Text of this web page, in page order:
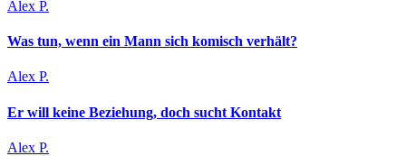
Alex P.
Was tun, wenn ein Mann sich komisch verhält?
Alex P.
Er will keine Beziehung, doch sucht Kontakt
Alex P.